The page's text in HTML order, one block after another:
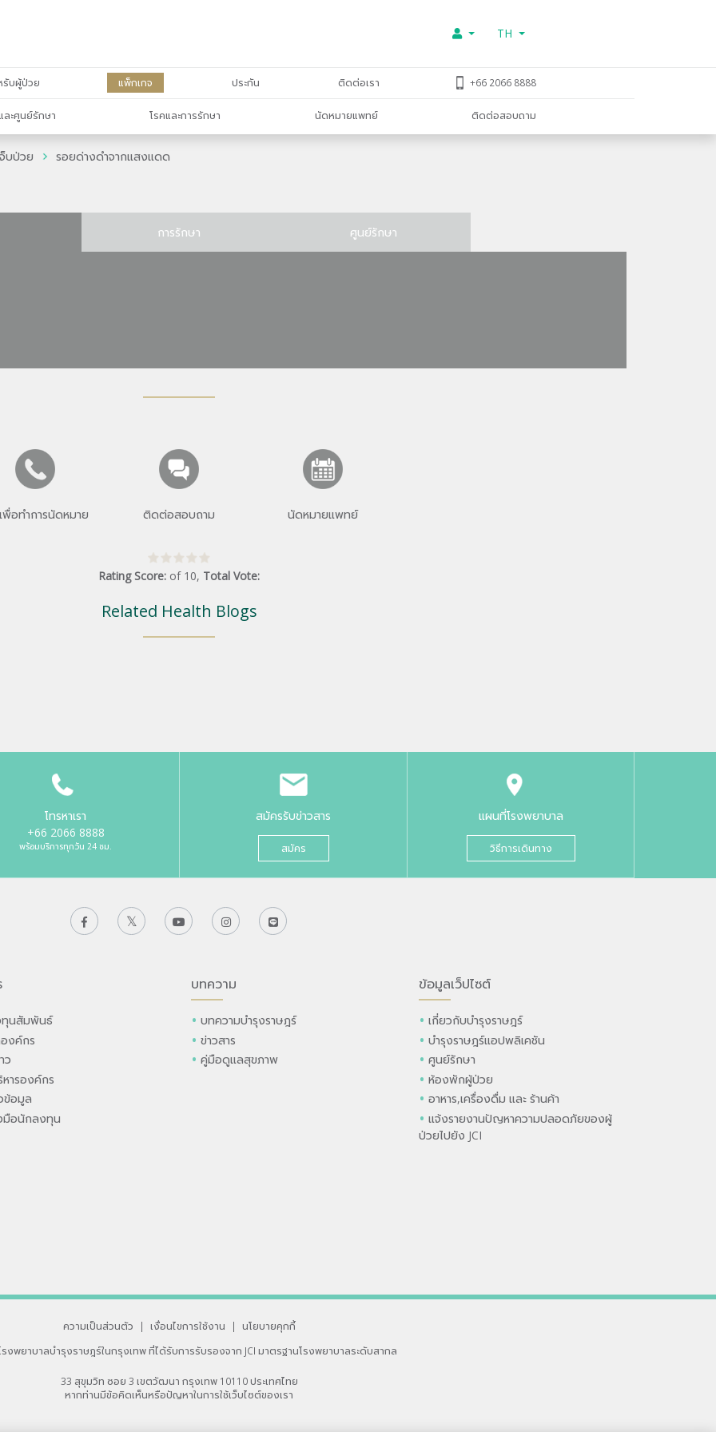
TH
รับผู้ป่วย แพ็กเกจ ประกัน ติดต่อเรา +66 2066 8888
ะศูนย์รักษา โรคและการรักษา นัดหมายแพทย์ ติดต่อสอบถาม
จ็บป่วย รอยด่างดำจากแสงแดด
การรักษา ศูนย์รักษา
พื่อทำการนัดหมาย ติดต่อสอบถาม นัดหมายแพทย์
Rating Score: of 10, Total Vote:
Related Health Blogs
โทรหาเรา
+66 2066 8888
พร้อมบริการทุกวัน 24 ชม.
สมัครรับข่าวสาร
สมัคร
แผนที่โรงพยาบาล
วิธีการเดินทาง
นสัมพันธ์
งค์กร
ว
หารองค์กร
ข้อมูล
มือนักลงทุน
บทความ
บทความบำรุงราษฎร์
ข่าวสาร
คู่มือดูแลสุขภาพ
ข้อมูลเว็ปไซต์
เกี่ยวกับบำรุงราษฎร์
บำรุงราษฎร์แอปพลิเคชัน
ศูนย์รักษา
ห้องพักผู้ป่วย
อาหาร,เครื่องดื่ม และ ร้านค้า
แจ้งรายงานปัญหาความปลอดภัยของผู้
ป่วยไปยัง JCI
ความเป็นส่วนตัว | เงื่อนไขการใช้งาน |
นโยบายคุกกี้
งพยาบาลบำรุงราษฎร์ในกรุงเทพที่ได้รับการรับรองจาก JCI มาตรฐานโรงพยาบาลระดับสากล
33 สุขุมวิท ซอย 3 เขตวัฒนา กรุงเทพ 10110 ประเทศไทย
หากท่านมีข้อคิดเห็นหรือปัญหาในการใช้เว็บไซต์ของเรา